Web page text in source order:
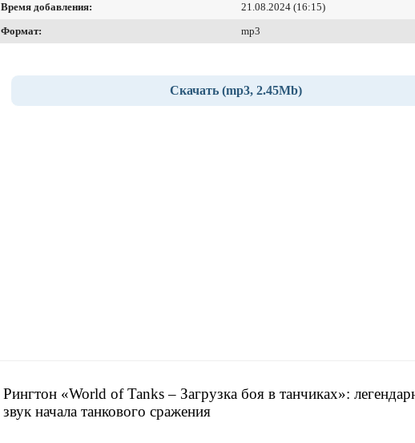
Время добавления:
21.08.2024 (16:15)
Формат:
mp3
Скачать (mp3, 2.45Mb)
Рингтон «World of Tanks – Загрузка боя в танчиках»:
звук начала танкового сражения